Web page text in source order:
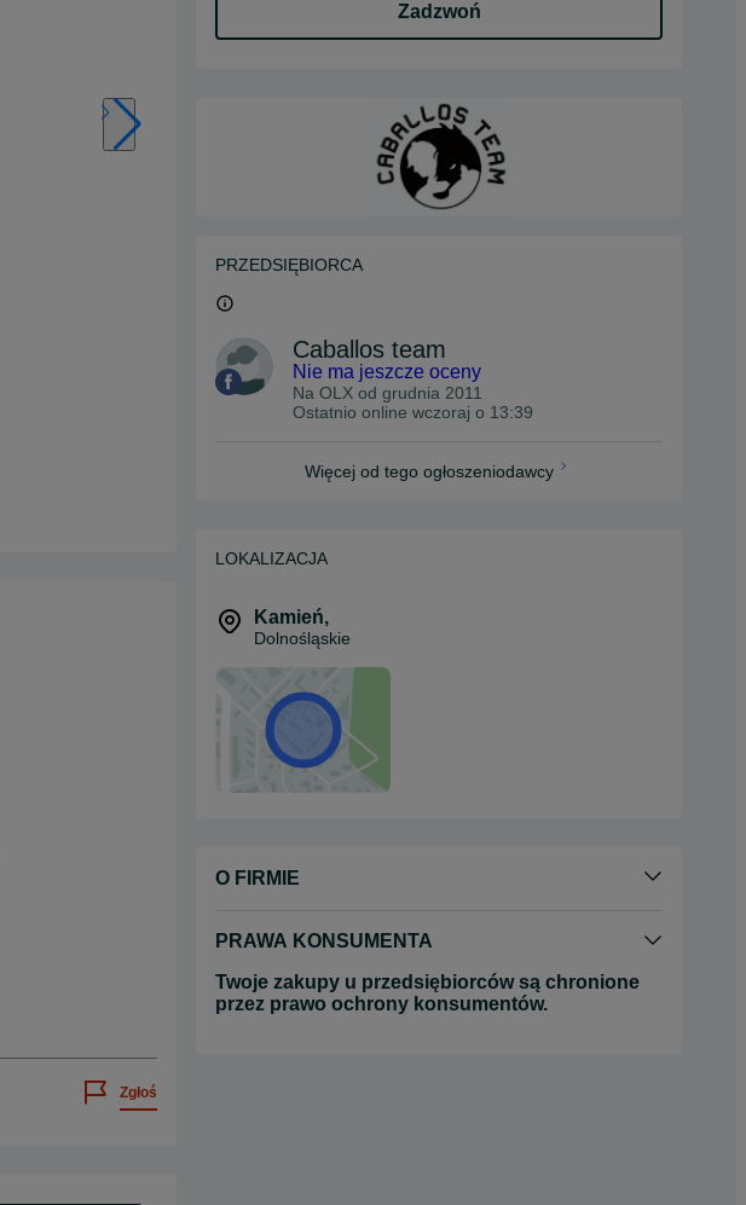
Zgłoś
Zadzwoń
PRZEDSIĘBIORCA
Caballos team
Nie ma jeszcze oceny
Na OLX od grudnia 2011
Ostatnio online wczoraj o 13:39
Więcej od tego ogłoszeniodawcy
LOKALIZACJA
Kamień,
Dolnośląskie
O FIRMIE
PRAWA KONSUMENTA
Twoje zakupy u przedsiębiorców są chronione
przez prawo ochrony konsumentów.